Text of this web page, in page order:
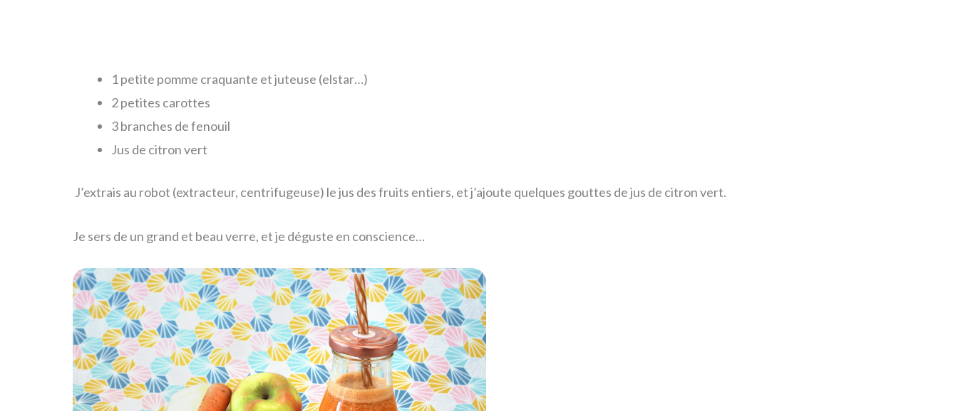
1 petite pomme craquante et juteuse (elstar…)
2 petites carottes
3 branches de fenouil
Jus de citron vert
J’extrais au robot (extracteur, centrifugeuse) le jus des fruits entiers, et j’ajoute quelques gouttes de jus de citron vert.
Je sers de un grand et beau verre, et je déguste en conscience…